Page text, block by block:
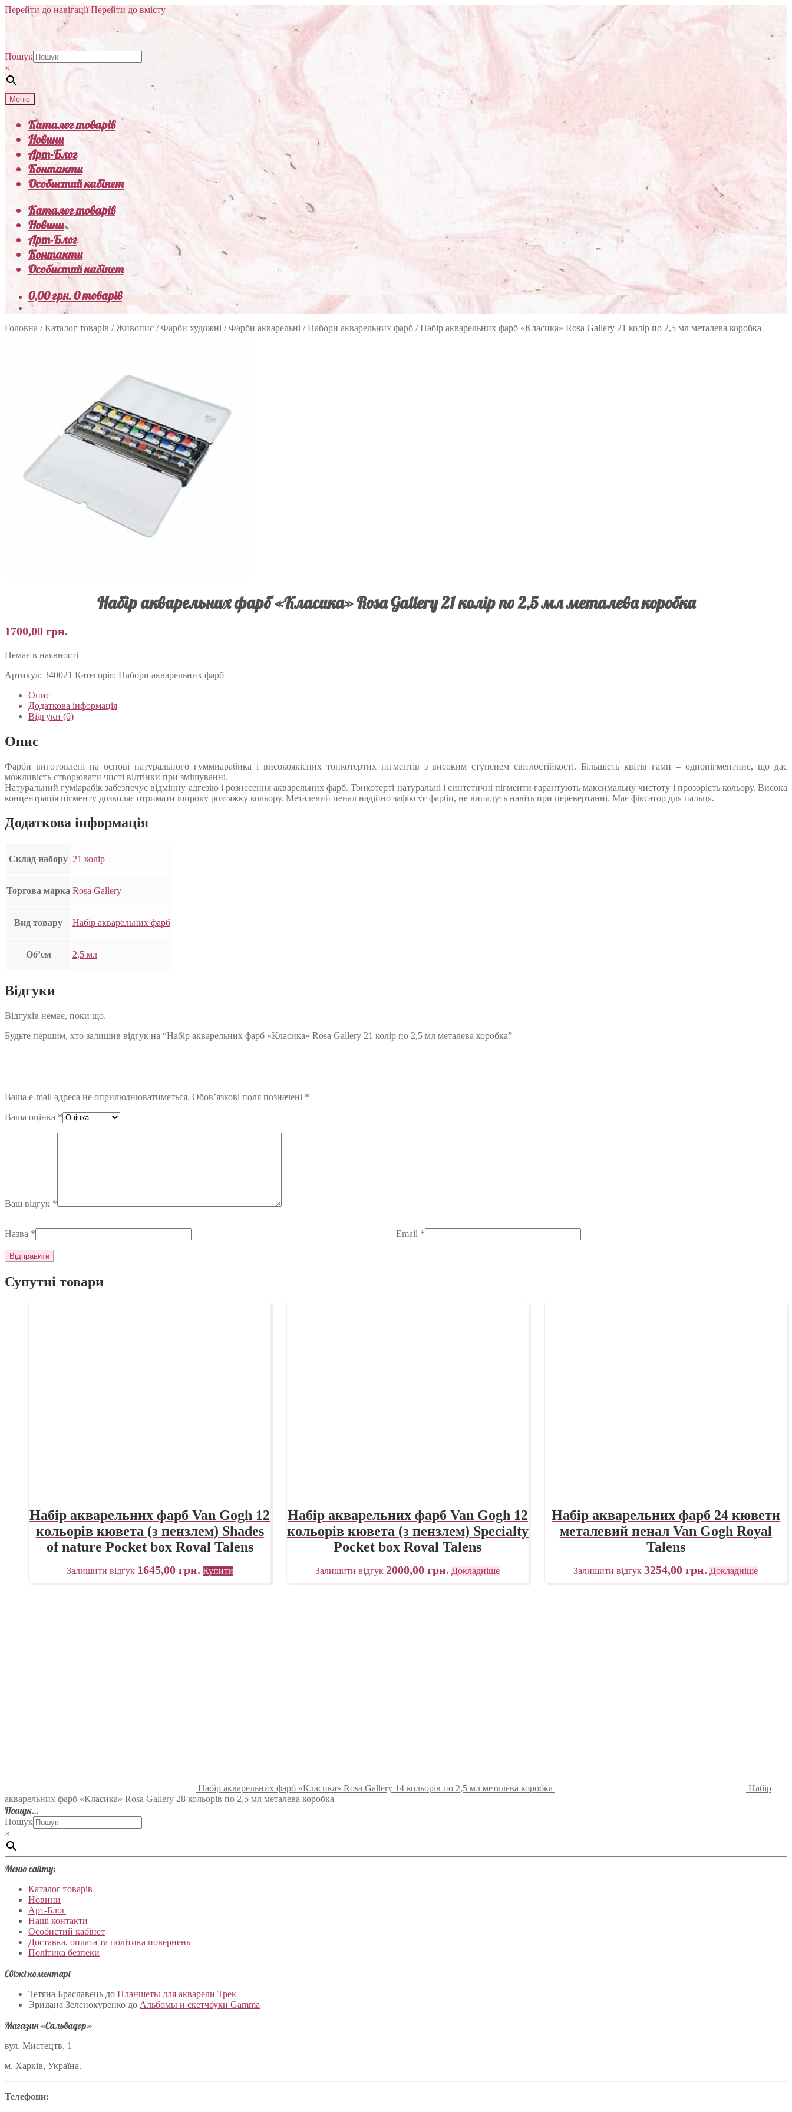
Перейти до навігації Перейти до вмісту
Пошук
×
Меню
Каталог товарів
Новини
Арт-Блог
Контакти
Особистий кабінет
Каталог товарів
Новини
Арт-Блог
Контакти
Особистий кабінет
0,00грн.0 товарів
Головна /Каталог товарів /Живопис /Фарби художні /Фарби акварельні /Набори акварельних фарб /Набір акварельних фарб «Класика» Rosa Gallery 21 колір по 2,5 мл металева коробка
Набір акварельних фарб «Класика» Rosa Gallery 21 колір по 2,5 мл металева коробка
1700,00 грн.
Немає в наявності
Артикул: 340021 Категорія: Набори акварельних фарб
Опис
Додаткова інформація
Відгуки (0)
Опис
Фарби виготовлені на основі натурального гуммиарабика і високоякісних тонкотертих пігментів з високим ступенем світлостійкості. Більшість квітів гами – однопігментние, що дає
можливість створювати чисті відтінки при змішуванні.
Натуральний гуміарабік забезпечує відмінну адгезію і рознесення акварельних фарб. Тонкотерті натуральні і синтетичні пігменти гарантують максимальну чистоту і прозорість кольору. Висока
концентрація пігменту дозволяє отримати широку розтяжку кольору. Металевий пенал надійно зафіксує фарби, не випадуть навіть при перевертанні. Має фіксатор для пальця.
Додаткова інформація
Склад набору 21 колір
Торгова марка Rosa Gallery
Вид товару Набір акварельних фарб
Об’єм 2,5 мл
Відгуки
Відгуків немає, поки що.
Будьте першим, хто залишив відгук на “Набір акварельних фарб «Класика» Rosa Gallery 21 колір по 2,5 мл металева коробка”
Ваша e-mail адреса не оприлюднюватиметься. Обов’язкові поля позначені *
Ваша оцінка *
Ваш відгук *
Назва * Email *
Супутні товари
Набір акварельних фарб Van Gogh 12
кольорів кювета (з пензлем) Shades
of nature Pocket box Royal Talens
Залишити відгук 1645,00 грн. Купити
Набір акварельних фарб Van Gogh 12
кольорів кювета (з пензлем) Specialty
Pocket box Royal Talens
Залишити відгук 2000,00грн. Докладніше
Набір акварельних фарб 24 кювети
металевий пенал Van Gogh Royal
Talens
Залишити відгук 3254,00грн. Докладніше
Набір акварельних фарб «Класика» Rosa Gallery 14 кольорів по 2,5 мл металева коробка
Набір
акварельних фарб «Класика» Rosa Gallery 28 кольорів по 2,5 мл металева коробка
Пошук…
Пошук
×
Меню сайту:
Каталог товарів
Новини
Арт-Блог
Наші контакти
Особистий кабінет
Доставка, оплата та політика повернень
Політика безпеки
Свіжі коментарі
Тетяна Браславець до Планшеты для акварели Трек
Эридана Зеленокуренко до Альбомы и скетчбуки Gamma
Магазин «Сальвадор»
вул. Мистецтв, 1
м. Харків, Україна.
Телефони: